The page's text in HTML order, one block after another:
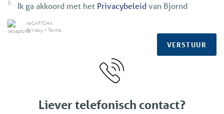
Ik ga akkoord met het Privacybeleidvan Bjornd
reCAPTCHA
Privacy • Terms
VERSTUUR
Liever telefonisch contact?